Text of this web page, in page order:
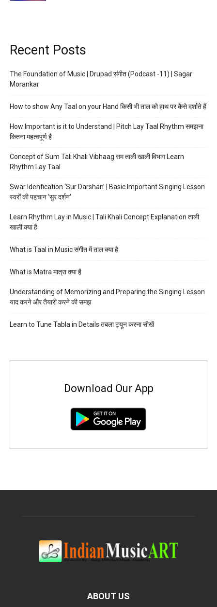
Recent Posts
The Foundation of Music | Drupad संगीत (Podcast -11) | Sagar
Morankar
How to show Any Taal on your Hand किसी भी ताल को हाथ पर कैसे दर्शाते हैं
How Important is it to Understand | Pitch Lay Taal Rhythm समझना
कितना महत्वपूर्ण है
Concept of Sum Tali Khali Vibhaag सम ताली खाली विभाग Learn
Rhythm Lay Taal
Swar Idenfication ‘Sur Darshan’ | Basic Important Singing Lesson
स्वरों की पहचान ‘सुर दर्शन’
Learn Rhythm Lay in Music | Tali Khali Concept Explanation ताली
खाली क्या है
What is Taal in Music संगीत में ताल क्या है
What is Matra मात्रा क्या है
Understanding of Memorizing and Preparing the Singing Lesson
याद करने और तैयारी करने की समझ
Learn to Tune Tabla in Details तबला ट्यून करना सीखें
Download Our App
ABOUT US